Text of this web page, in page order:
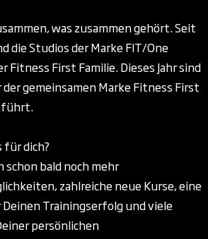
was zusammen gehört. Seit
die Studios der Marke FIT/One
Fitness First Familie. Dieses Jahr sind
gemeinsamen Marke Fitness First
für dich?
schon bald noch mehr
zahlreiche neue Kurse, eine
Trainingserfolg und viele
persönlichen